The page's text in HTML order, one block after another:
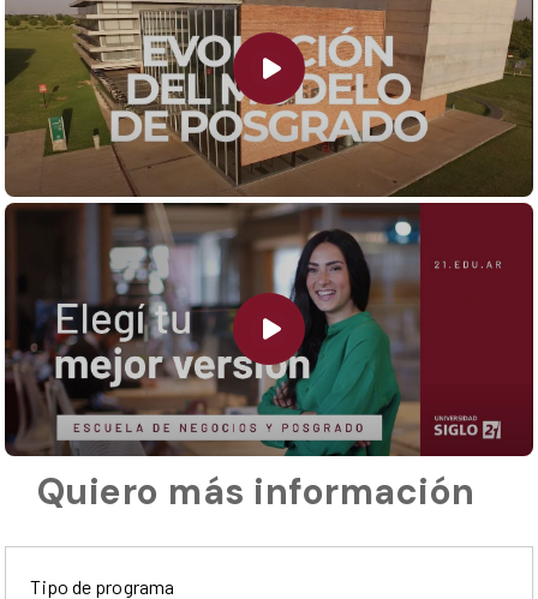
Quiero más información
Tipo de programa